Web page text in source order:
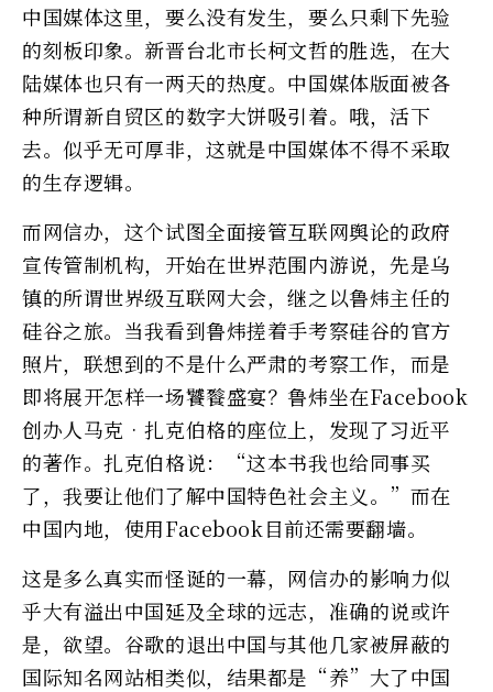
中国媒体这里，要么没有发生，要么只剩下先验
的刻板印象。新晋台北市长柯文哲的胜选，在大
陆媒体也只有一两天的热度。中国媒体版面被各
种所谓新自贸区的数字大饼吸引着。哦，活下
去。似乎无可厚非，这就是中国媒体不得不采取
的生存逻辑。
而网信办，这个试图全面接管互联网舆论的政府
宣传管制机构，开始在世界范围内游说，先是乌
镇的所谓世界级互联网大会，继之以鲁炜主任的
硅谷之旅。当我看到鲁炜搓着手考察硅谷的官方
照片，联想到的不是什么严肃的考察工作，而是
即将展开怎样一场饕餮盛宴？鲁炜坐在Facebook
创办人马克•扎克伯格的座位上，发现了习近平
的著作。扎克伯格说：“这本书我也给同事买
了，我要让他们了解中国特色社会主义。”而在
中国内地，使用Facebook目前还需要翻墙。
这是多么真实而怪诞的一幕，网信办的影响力似
乎大有溢出中国延及全球的远志，准确的说或许
是，欲望。谷歌的退出中国与其他几家被屏蔽的
国际知名网站相类似，结果都是“养”大了中国